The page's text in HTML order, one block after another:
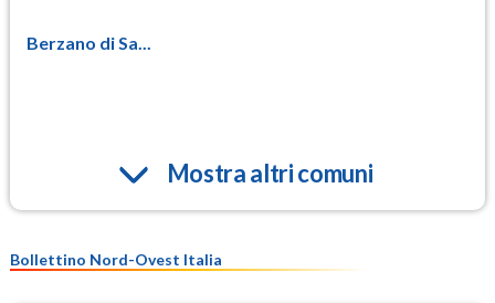
Berzano di Sa...
Mostra altri comuni
Bollettino Nord-Ovest Italia